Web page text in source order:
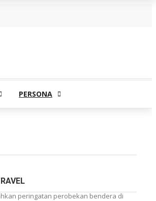
PERSONA
peringatan perobekan bendera di